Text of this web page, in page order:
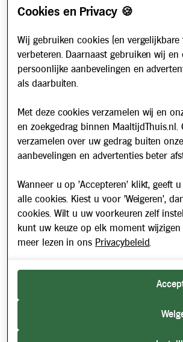
Cookies en Privacy 🍪
Wij gebruiken cookies (en
verbeteren. Daarnaast gebruiken wij
persoonlijke aanbevelingen en
als daarbuiten.
Met deze cookies verzamelen wij en
en zoekgedrag binnen
verzamelen over uw gedrag buiten
aanbevelingen en advertenties beter
Wanneer u op 'Accepteren' klikt, geeft
alle cookies. Kiest u voor 'Weigeren',
cookies. Wilt u uw voorkeuren zelf
kunt uw keuze op elk moment
meer lezen in ons Privacybeleid.